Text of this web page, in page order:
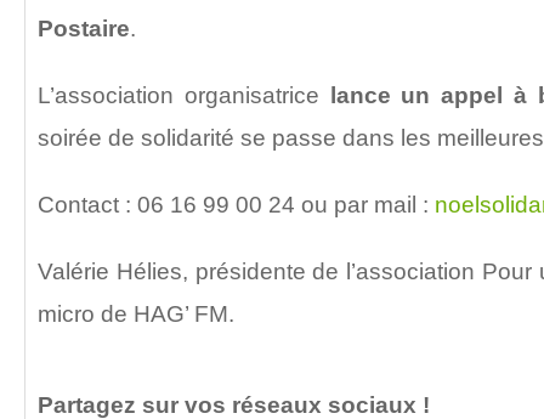
Postaire.
L’association organisatrice lance un appel à
soirée de solidarité se passe dans les
Contact : 06 16 99 00 24 ou par mail :
Valérie Hélies, présidente de l’association
micro de HAG’ FM.
Partagez sur vos réseaux sociaux !